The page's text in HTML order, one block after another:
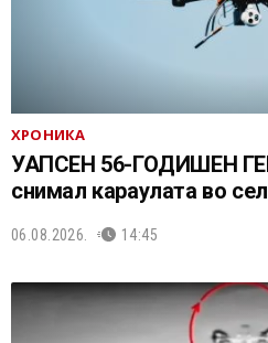
ХРОНИКА
УАПСЕН 56-ГОДИШЕН
снимал караулата во
06.08.2026. 14:45